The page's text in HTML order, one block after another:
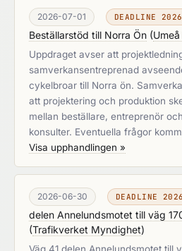
2026-07-01 DEADLINE
Beställarstöd till Norra Ön (
Uppdraget avser att
samverkansentreprenad
cykelbroar till Norra ön.
att projektering och produktion
mellan beställare, entreprenör
konsulter. Eventuella frågor
Visa upphandlingen »
2026-06-30 DEADLINE
delen Annelundsmotet till väg
(Trafikverket Myndighet)